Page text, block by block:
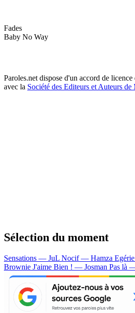
Fades
Baby No Way
Paroles.net dispose d'un accord de licence
avec la Société des Editeurs et Auteurs de
Sélection du moment
Sensations — JuL Nocif — Hamza
Brownie J'aime Bien ! — Josman Pas là